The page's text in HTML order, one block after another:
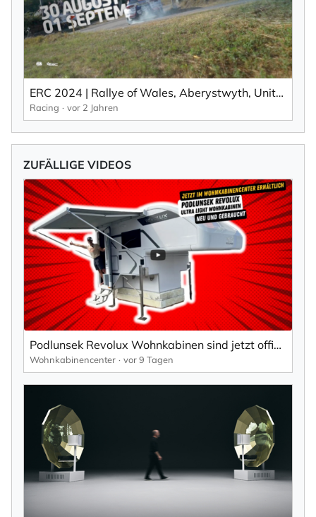
ERC 2024 | Rallye of Wales, Aberystwyth, United Kingdom: Runde 7 (EN).
Racing vor 2 Jahren
ZUFÄLLIGE VIDEOS
Podlunsek Revolux Wohnkabinen sind jetzt offiziell im Wohnkabinencenter bestellbar.
Wohnkabinencenter vor 9 Tagen